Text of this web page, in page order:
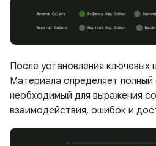
После установления ключевых
Материала определяет полный
необходимый для выражения
взаимодействия, ошибок и